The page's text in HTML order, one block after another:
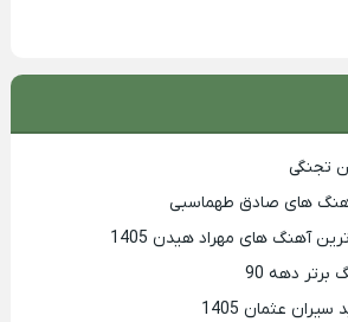
تجنگی
آهنگ های صادق طهماسبی
آهنگ های مهراد هیدن 1405
عثمان 1405